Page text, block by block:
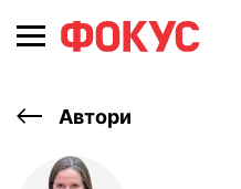
Автори